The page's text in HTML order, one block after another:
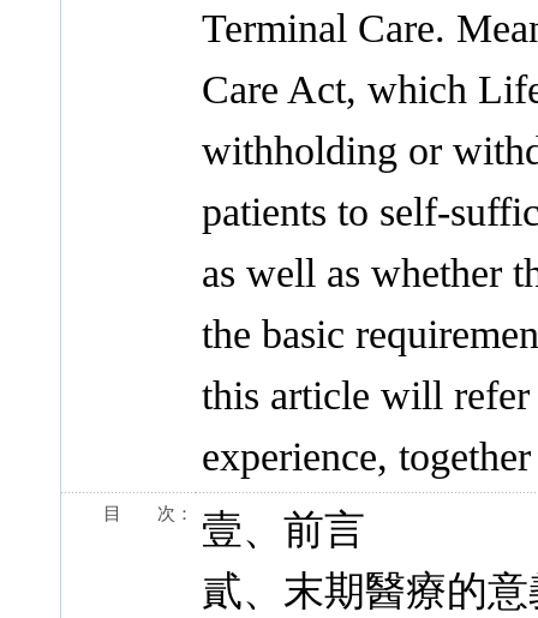
Terminal Care.
Care Act, which
withholding or
patients to self-
as well as whether
the basic
this article will refer
experience,
目 次：
壹、前言
貳、末期醫療的意